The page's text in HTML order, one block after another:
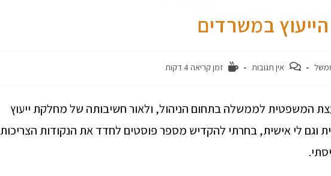
במשרדים
אין תגובות זמן קריאה 4 דקות
המשפטית לממשלה בתחום הניהול, ולאור חשיבותה של מחלקת ייעוץ
לי אישית, בחרתי להקדיש מספר פוסטים לחדד את הנקודות הצריכות